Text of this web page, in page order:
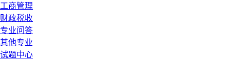
工商管理
财政税收
专业问答
其他专业
试题中心